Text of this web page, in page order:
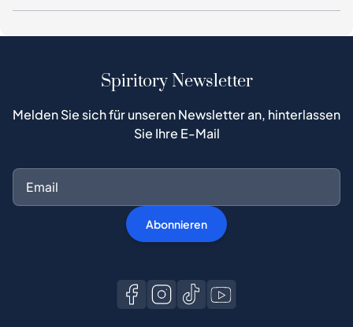
Spiritory Newsletter
Melden Sie sich für unseren Newsletter an, hinterlassen
Sie Ihre E-Mail
Abonnieren